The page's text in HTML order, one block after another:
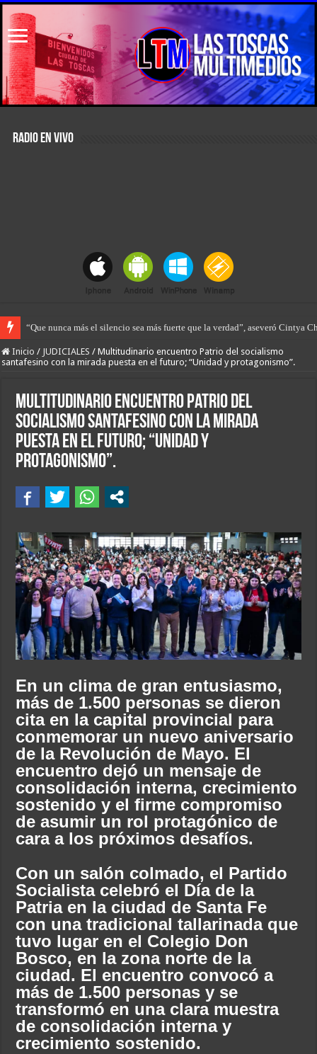
RADIO EN VIVO
“El trabajo que tenemos por delante es diversificar la economía argentina”.
Inicio / JUDICIALES / Multitudinario encuentro Patrio del socialismo
santafesino con la mirada puesta en el futuro; “Unidad y protagonismo”.
Multitudinario encuentro Patrio del
socialismo santafesino con la mirada
puesta en el futuro; “Unidad y
protagonismo”.
En un clima de gran entusiasmo,
más de 1.500 personas se dieron
cita en la capital provincial para
conmemorar un nuevo aniversario
de la Revolución de Mayo. El
encuentro dejó un mensaje de
consolidación interna, crecimiento
sostenido y el firme compromiso
de asumir un rol protagónico de
cara a los próximos desafíos.
Con un salón colmado, el Partido
Socialista celebró el Día de la
Patria en la ciudad de Santa Fe
con una tradicional tallarinada que
tuvo lugar en el Colegio Don
Bosco, en la zona norte de la
ciudad. El encuentro convocó a
más de 1.500 personas y se
transformó en una clara muestra
de consolidación interna y
crecimiento sostenido.